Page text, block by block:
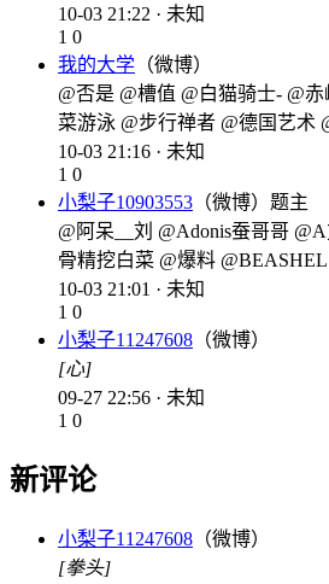
10-03 21:22 · 未知
1 0
我的大学 （微博）
@否是 @槽值 @白猫骑士- @
菜游泳 @步行禅者 @德国艺术
10-03 21:16 · 未知
1 0
小梨子10903553 （微博） 题主
@阿呆__刘 @Adonis蚕哥哥
骨精挖白菜 @爆料
10-03 21:01 · 未知
1 0
小梨子11247608 （微博）
[心]
09-27 22:56 · 未知
1 0
新评论
小梨子11247608 （微博）
[拳头]